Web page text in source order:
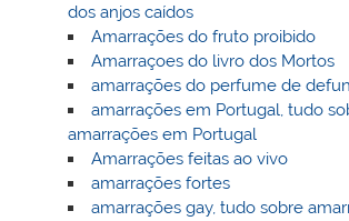
dos anjos caídos
Amarrações do fruto proibido
Amarraçoes do livro dos Mortos
amarrações do perfume de
amarrações em Portugal, tudo
amarrações em Portugal
Amarrações feitas ao vivo
amarrações fortes
amarrações gay, tudo sobre